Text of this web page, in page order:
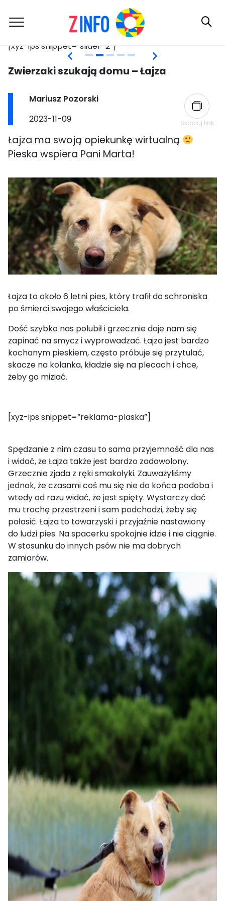
[xyz-ips snippet="slider-2"]
Zwierzaki szukają domu – Łajza
Post
Mariusz Pozorski
Post
2023-11-09 Skopiuj link
Łajza ma swoją opiekunkę wirtualną
Pieska wspiera Pani Marta!
Łajza to około 6 letni pies, który trafił do schroniska
po śmierci swojego właściciela.
Dość szybko nas polubił i grzecznie daje nam się
zapinać na smycz i wyprowadzać. Łajza jest bardzo
kochanym pieskiem, często próbuje się przytulać,
skacze na kolanka, kładzie się na plecach i chce,
żeby go miziać.
[xyz-ips snippet=”reklama-plaska”]
Spędzanie z nim czasu to sama przyjemność dla nas
i widać, że Łajza także jest bardzo zadowolony.
Grzecznie zjada z ręki smakołyki. Zauważyliśmy
jednak, że czasami coś mu się nie do końca podoba i
wtedy od razu widać, że jest spięty. Wystarczy dać
mu trochę przestrzeni i sam podchodzi, żeby się
połasić. Łajza to towarzyski i przyjaźnie nastawiony
do ludzi pies. Na spacerku spokojnie idzie i nie ciągnie.
W stosunku do innych psów nie ma dobrych
zamiarów.